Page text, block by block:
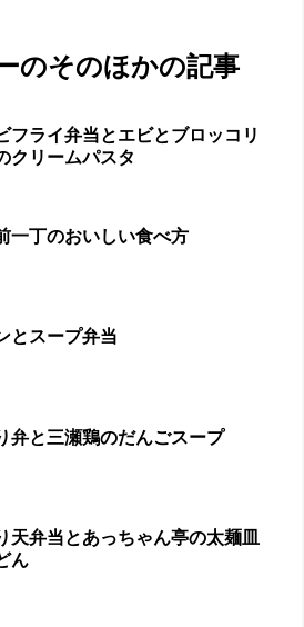
のそのほかの記事
フライ弁当とエビとブロッコリ
クリームパスタ
一丁のおいしい食べ方
とスープ弁当
弁と三瀬鶏のだんごスープ
天弁当とあっちゃん亭の太麺皿
ん